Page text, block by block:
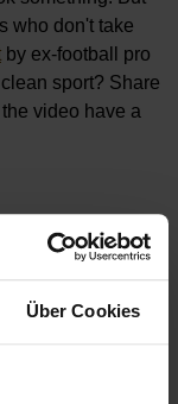
Über Cookies
who don't take
by ex-football pro
sport? Share
video have a
THE